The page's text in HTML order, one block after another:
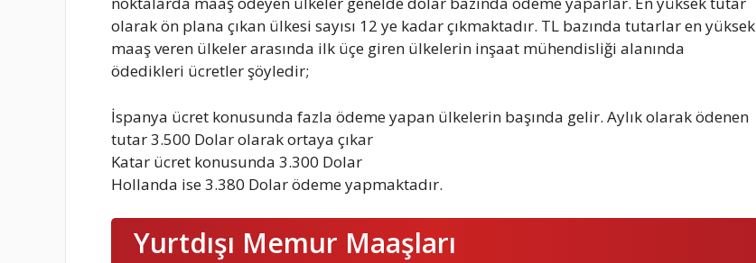
olarak ön plana çıkan ülkesi sayısı 12 ye kadar çıkmaktadır. TL bazında tutarlar en yüksek
maaş veren ülkeler arasında ilk üçe giren ülkelerin inşaat mühendisliği alanında
ödedikleri ücretler şöyledir;
İspanya ücret konusunda fazla ödeme yapan ülkelerin başında gelir. Aylık olarak ödenen
tutar 3.500 Dolar olarak ortaya çıkar
Katar ücret konusunda 3.300 Dolar
Hollanda ise 3.380 Dolar ödeme yapmaktadır.
Yurtdışı Memur Maaşları